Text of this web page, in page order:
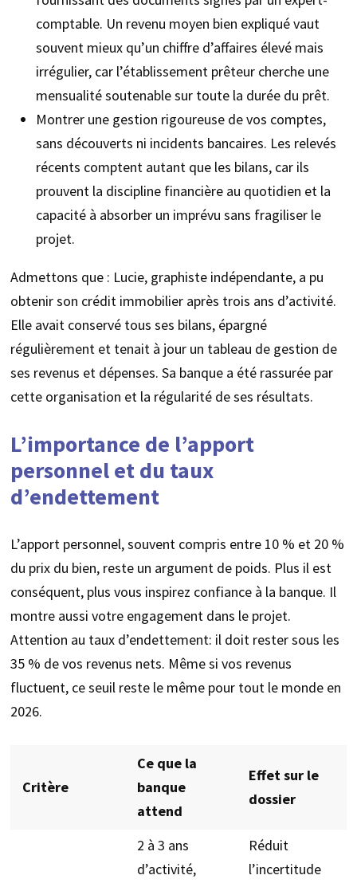
comptable. Un revenu moyen bien expliqué vaut
souvent mieux qu’un chiffre d’affaires élevé mais
irrégulier, car l’établissement prêteur cherche une
mensualité soutenable sur toute la durée du prêt.
Montrer une gestion rigoureuse de vos comptes,
sans découverts ni incidents bancaires. Les relevés
récents comptent autant que les bilans, car ils
prouvent la discipline financière au quotidien et la
capacité à absorber un imprévu sans fragiliser le
projet.
Admettons que : Lucie, graphiste indépendante, a pu
obtenir son crédit immobilier après trois ans d’activité.
Elle avait conservé tous ses bilans, épargné
régulièrement et tenait à jour un tableau de gestion de
ses revenus et dépenses. Sa banque a été rassurée par
cette organisation et la régularité de ses résultats.
L’importance de l’apport
personnel et du taux
d’endettement
L’apport personnel, souvent compris entre 10 % et 20 %
du prix du bien, reste un argument de poids. Plus il est
conséquent, plus vous inspirez confiance à la banque. Il
montre aussi votre engagement dans le projet.
Attention au taux d’endettement: il doit rester sous les
35 % de vos revenus nets. Même si vos revenus
fluctuent, ce seuil reste le même pour tout le monde en
2026.
Critère
Ce que la
banque
attend
Effet sur le
dossier
2 à 3 ans
d’activité,
Réduit
l’incertitude